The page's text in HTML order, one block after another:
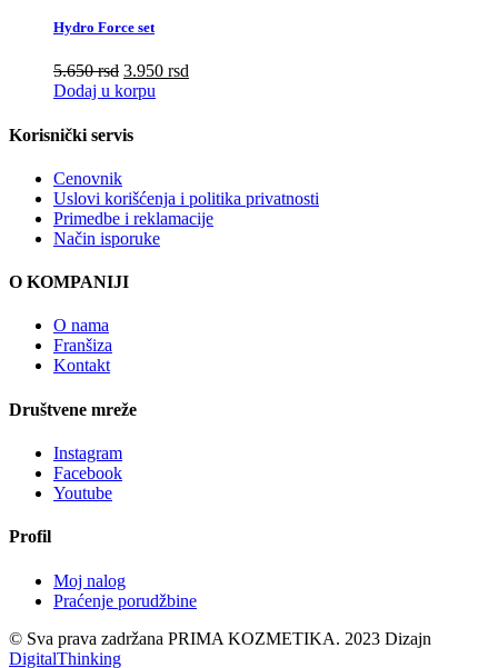
Hydro Force set
5.650rsd Originalna
cena
bila:
3.950 rsd
Dodaj u korpu
Korisnički servis
Cenovnik
Uslovi korišćenja i politika privatnosti
Primedbe i reklamacije
Način isporuke
O KOMPANIJI
O nama
Franšiza
Kontakt
Društvene mreže
Instagram
Facebook
Youtube
Profil
Moj nalog
Praćenje porudžbine
© Sva prava zadržana PRIMA KOZMETIKA. 2023 Dizajn
DigitalThinking